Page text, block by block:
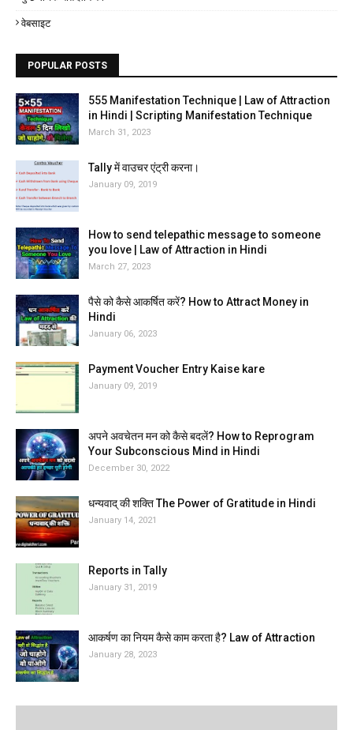
वेबसाइट
POPULAR POSTS
555 Manifestation Technique | Law of Attraction
in Hindi | Scripting Manifestation Technique
March 31, 2023
Tally में वाउचर एंट्री करना।
January 09, 2019
How to send telepathic message to someone
you love | Law of Attraction in Hindi
March 27, 2023
पैसे को कैसे आकर्षित करें? How to Attract Money in
Hindi
January 06, 2023
Payment Voucher Entry Kaise kare
January 09, 2019
अपने अवचेतन मन को कैसे बदलें? How to Reprogram
Your Subconscious Mind in Hindi
December 30, 2022
धन्यवाद् की शक्ति The Power of Gratitude in Hindi
January 14, 2021
Reports in Tally
January 31, 2019
आकर्षण का नियम कैसे काम करता है? Law of Attraction
January 28, 2023